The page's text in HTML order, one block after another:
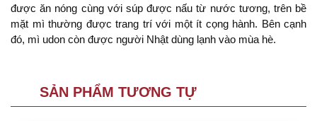
được ăn nóng cùng với súp được nấu từ nước tương, trên bề
mặt mì thường được trang trí với một ít cọng hành. Bên cạnh
đó, mì udon còn được người Nhật dùng lạnh vào mùa hè.
SẢN PHẨM TƯƠNG TỰ